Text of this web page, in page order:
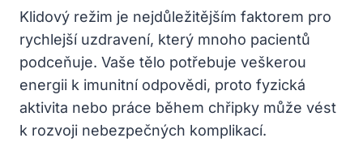
Klidový režim je nejdůležitějším faktorem pro
rychlejší uzdravení, který mnoho pacientů
podceňuje. Vaše tělo potřebuje veškerou
energii k imunitní odpovědi, proto fyzická
aktivita nebo práce během chřipky může vést
k rozvoji nebezpečných komplikací.